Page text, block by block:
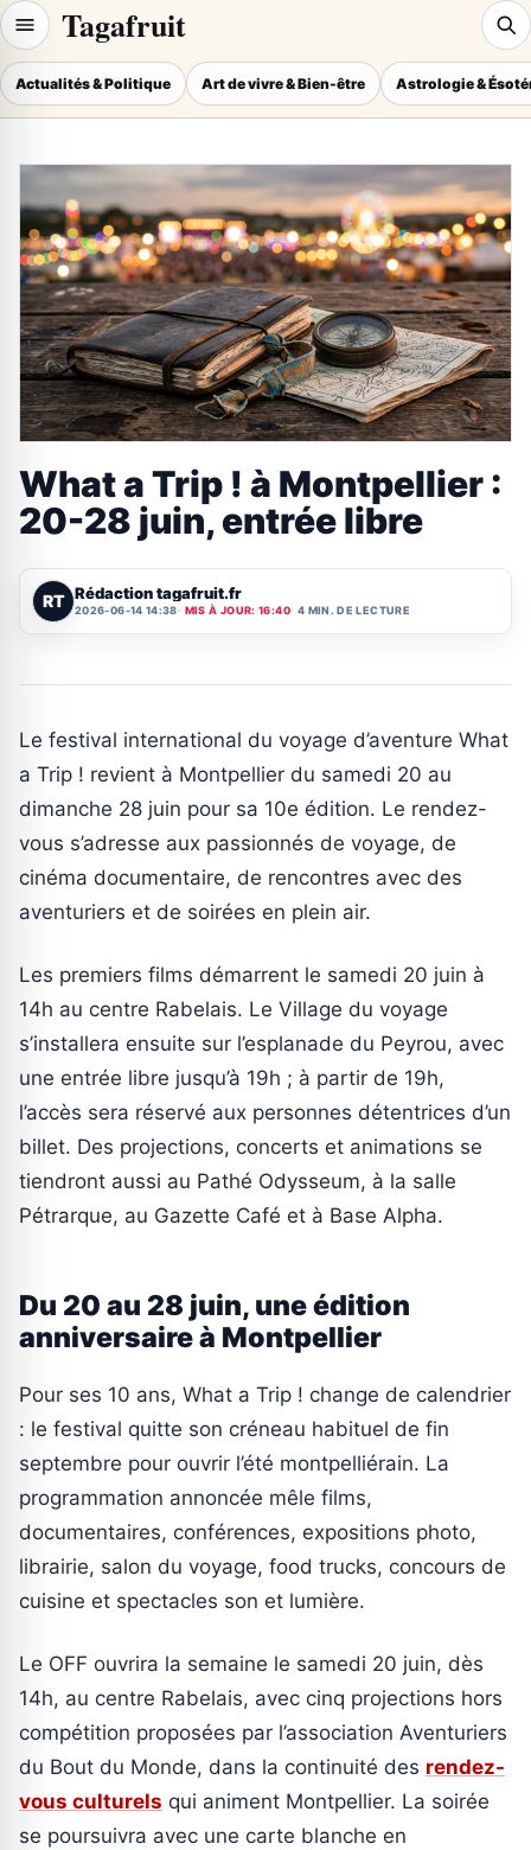
Tagafruit
Actualités & Politique Art de vivre & Bien-être Astrologie &
What a Trip ! à Montpellier :
20-28 juin, entrée libre
RT Rédaction tagafruit.fr
2026-06-14 14:38 MIS À JOUR: 16:40 4 MIN. DE LECTURE
Le festival international du voyage d’aventure What
a Trip ! revient à Montpellier du samedi 20 au
dimanche 28 juin pour sa 10e édition. Le rendez-
vous s’adresse aux passionnés de voyage, de
cinéma documentaire, de rencontres avec des
aventuriers et de soirées en plein air.
Les premiers films démarrent le samedi 20 juin à
14h au centre Rabelais. Le Village du voyage
s’installera ensuite sur l’esplanade du Peyrou, avec
une entrée libre jusqu’à 19h ; à partir de 19h,
l’accès sera réservé aux personnes détentrices d’un
billet. Des projections, concerts et animations se
tiendront aussi au Pathé Odysseum, à la salle
Pétrarque, au Gazette Café et à Base Alpha.
Du 20 au 28 juin, une édition
anniversaire à Montpellier
Pour ses 10 ans, What a Trip ! change de calendrier
: le festival quitte son créneau habituel de fin
septembre pour ouvrir l’été montpelliérain. La
programmation annoncée mêle films,
documentaires, conférences, expositions photo,
librairie, salon du voyage, food trucks, concours de
cuisine et spectacles son et lumière.
Le OFF ouvrira la semaine le samedi 20 juin, dès
14h, au centre Rabelais, avec cinq projections hors
compétition proposées par l’association Aventuriers
du Bout du Monde, dans la continuité des rendez-
vous culturels qui animent Montpellier. La soirée
se poursuivra avec une carte blanche en